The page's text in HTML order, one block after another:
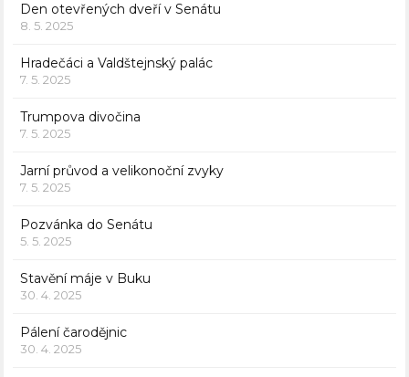
Den otevřených dveří v Senátu
8. 5. 2025
Hradečáci a Valdštejnský palác
7. 5. 2025
Trumpova divočina
7. 5. 2025
Jarní průvod a velikonoční zvyky
7. 5. 2025
Pozvánka do Senátu
5. 5. 2025
Stavění máje v Buku
30. 4. 2025
Pálení čarodějnic
30. 4. 2025